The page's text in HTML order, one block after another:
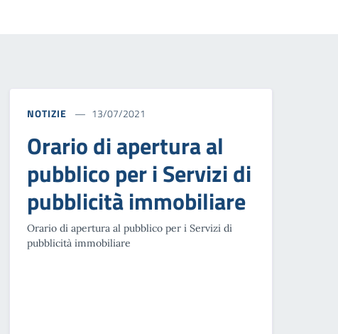
NOTIZIE 13/07/2021
Orario di apertura al
pubblico per i Servizi di
pubblicità immobiliare
Orario di apertura al pubblico per i Servizi di
pubblicità immobiliare